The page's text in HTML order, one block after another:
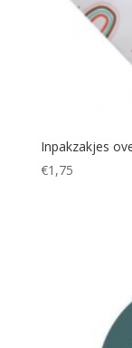
Inpakzakjes
€1,75